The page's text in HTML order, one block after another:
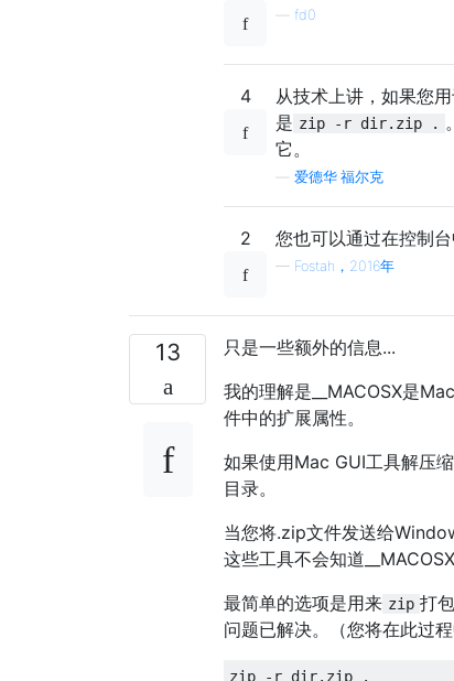
fd0
4 从技术上讲，如果您
是 zip -r dir.zip .
它。
爱德华·福尔克
2 您也可以通过在控制
— Fostah，2016年
13
只是一些额外的信息...
我的理解是__MACOSX是
件中的扩展属性。
如果使用Mac GUI工具解压
目录。
当您将.zip文件发送给
这些工具不会知道
最简单的选项是用来 zip 打
问题已解决。（您将在此过